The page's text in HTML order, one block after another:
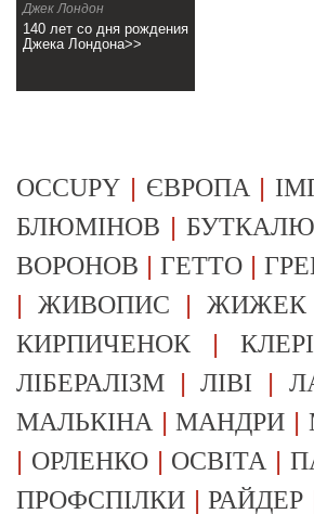
Джек Лондон
140 лет со дня рождения
Джека Лондона>>
OCCUPY | ЄВРОПА |
БЛЮМІНОВ |
ВОРОНОВ |ГЕТТО |
|ЖИВОПИС |ЖИЖЕК
КИРПИЧЕНОК |
ЛІБЕРАЛІЗМ |ЛІВІ |
МАЛЬКІНА |МАНДРИ |
| ОРЛЕНКО| ОСВІТА |
ПРОФСПІЛКИ |РАЙДЕР